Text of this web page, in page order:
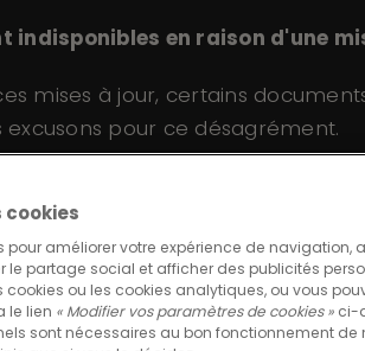
indisponibles en raison d'une
mises à jour, certains
excusons pour ce désagrément.
cookies
pour améliorer votre expérience de navigation,
le partage social et afficher des publicités
ou les cookies analytiques, ou vous
le lien « Modifier vos paramètres de cookies »ci-
sont nécessaires au bon fonctionnement de